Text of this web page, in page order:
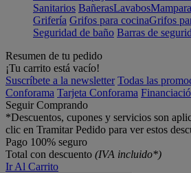
Sanitarios BañerasLavabos
Grifería Grifos para cocinaGrifos
Seguridad de baño Barras de
Resumen de tu pedido
¡Tu carrito está vacío!
Suscríbete a la newsletter Todas las
Conforama Tarjeta Conforama
Seguir Comprando
*Descuentos, cupones y servicios son
clic en Tramitar Pedido para ver estos
Pago 100% seguro
Total con descuento (IVA incluido*)
Ir Al Carrito